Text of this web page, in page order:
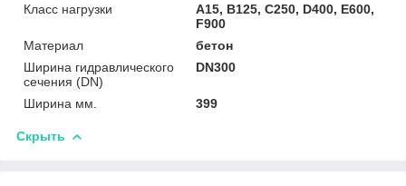
Класс нагрузки
A15, B125, C250, D400, E600,
F900
Материал
бетон
Ширина гидравлического
сечения (DN)
DN300
Ширина мм. 399
Скрыть